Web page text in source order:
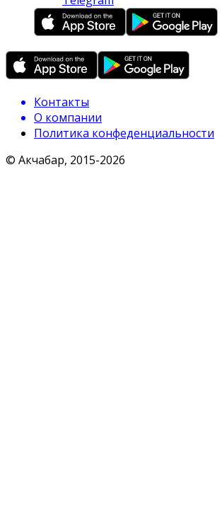
Контакты
О компании
Политика конфеденциальности
© Акчабар, 2015-2026